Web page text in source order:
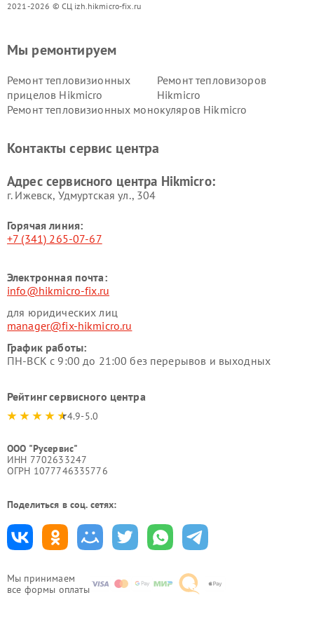
2021-2026 © СЦ izh.hikmicro-fix.ru
Мы принимаем
все формы оплаты
Мы ремонтируем
Ремонт тепловизионных
прицелов Hikmicro
Ремонт тепловизоров
Hikmicro
Ремонт тепловизионных монокуляров Hikmicro
Контакты сервис центра
Адрес сервисного центра Hikmicro:
г. Ижевск, Удмуртская ул., 304
Горячая линия:
+7 (341) 265-07-67
Электронная почта:
info@hikmicro-fix.ru
для юридических лиц
manager@fix-hikmicro.ru
График работы:
ПН-ВСК с 9:00 до 21:00 без перерывов и выходных
Рейтинг сервисного центра
4.9-5.0
ООО "Русервис"
ИНН 7702633247
ОГРН 1077746335776
Поделиться в соц. сетях: